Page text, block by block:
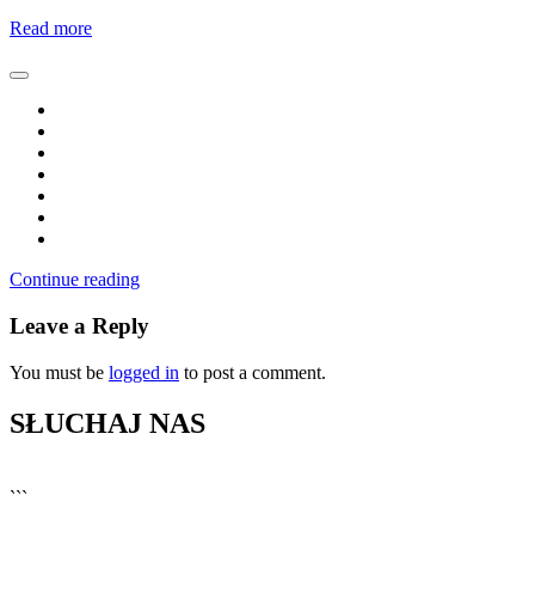
Read more
Continue reading
Leave a Reply
You must be logged in to post a comment.
SŁUCHAJ NAS
```